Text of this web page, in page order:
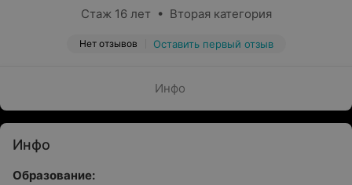
Стаж 16 лет • Вторая категория
Нет отзывов Оставить первый отзыв
Инфо
Инфо
Образование: